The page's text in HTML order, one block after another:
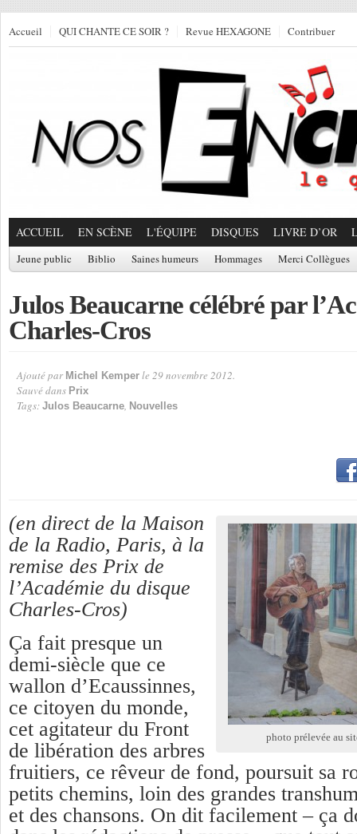
Accueil QUI CHANTE CE SOIR ? Revue HEXAGONE Contribuer
ACCUEIL EN SCÈNE L'ÉQUIPE DISQUES LIVRE D’OR
Jeune public Biblio Saines humeurs Hommages Merci Collègues
Julos Beaucarne célébré par
Charles-Cros
Ajouté par Michel Kemper le 29 novembre 2012.
Sauvé dans Prix
Tags: Julos Beaucarne, Nouvelles
photo prélevée au
(en direct de la Maison
de la Radio, Paris, à la
remise des Prix de
l’Académie du disque
Charles-Cros)
Ça fait presque un
demi-siècle que ce
wallon d’Ecaussinnes,
ce citoyen du monde,
cet agitateur du Front
de libération des arbres
fruitiers, ce rêveur de fond, poursuit sa
petits chemins, loin des grandes
et des chansons. On dit facilement – ça